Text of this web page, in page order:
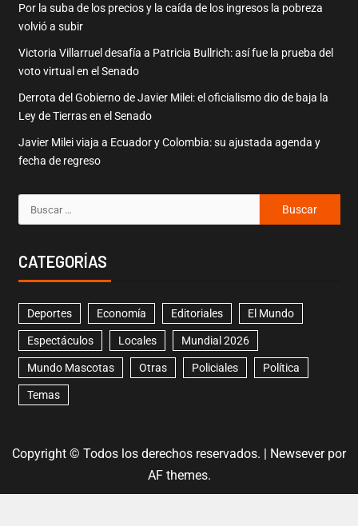
Por la suba de los precios y la caída de los ingresos la pobreza
volvió a subir
Victoria Villarruel desafía a Patricia Bullrich: así fue la prueba del
voto virtual en el Senado
Derrota del Gobierno de Javier Milei: el oficialismo dio de baja la
Ley de Tierras en el Senado
Javier Milei viaja a Ecuador y Colombia: su ajustada agenda y
fecha de regreso
CATEGORÍAS
Deportes Economía Editoriales El Mundo
Espectáculos Locales Mundial 2026
Mundo Mascotas Otras Policiales Política
Temas
Copyright © Todos los derechos reservados. Newseverpor
AF themes.